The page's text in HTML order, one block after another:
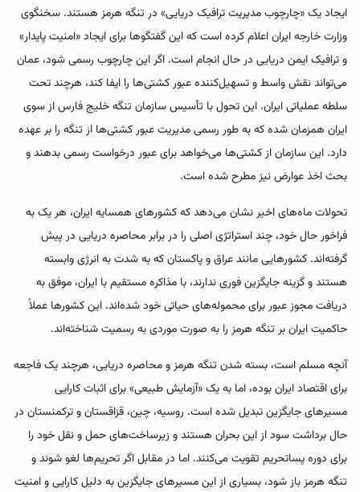
ایجاد یک «چارچوب مدیریت ترافیک دریایی» در تنگه هرمز هستند. سخنگوی
وزارت خارجه ایران اعلام کرده است که این گفتگوها برای ایجاد «امنیت پایدار»
و ترافیک ایمن دریایی در حال انجام است. اگر این چارچوب رسمی شود، عمان
می‌تواند نقش واسط و تسهیل‌کننده عبور کشتی‌ها را ایفا کند، هرچند تحت
سلطه عملیاتی ایران. این تحول با تأسیس سازمان تنگه خلیج فارس از سوی
ایران همزمان شده که به طور رسمی مدیریت عبور کشتی‌ها از تنگه را بر عهده
دارد. این سازمان از کشتی‌ها می‌خواهد برای عبور درخواست رسمی بدهند و
بحث اخذ عوارض نیز مطرح شده است.
تحولات ماه‌های اخیر نشان می‌دهد که کشورهای همسایه ایران، هر یک به
فراخور حال خود، چند استراتژی اصلی را در برابر محاصره دریایی در پیش
گرفته‌اند. کشورهایی مانند عراق و پاکستان که به شدت به انرژی وابسته
هستند و گزینه جایگزین فوری ندارند، با مذاکره مستقیم با ایران، موفق به
دریافت مجوز عبور برای محموله‌های حیاتی خود شده‌اند. این کشورها عملاً
حاکمیت ایران بر تنگه هرمز را به صورت موردی به رسمیت شناخته‌اند.
آنچه مسلم است، بسته شدن تنگه هرمز و محاصره دریایی، هرچند یک فاجعه
برای اقتصاد ایران بوده، اما به یک «آزمایش طبیعی» برای اثبات کارایی
مسیرهای جایگزین تبدیل شده است. روسیه، چین، قزاقستان و ترکمنستان در
حال برداشت سود از این بحران هستند و زیرساخت‌های حمل و نقل خود را
برای دوره پساتحریم تقویت می‌کنند. اما در مقابل اگر تحریم‌ها لغو شوند و
تنگه هرمز باز شود، بسیاری از این مسیرهای جایگزین به دلیل کارایی و امنیت